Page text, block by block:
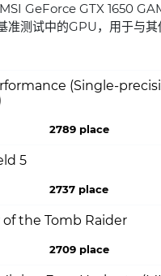
GeForce GTX 1650
准测试中的GPU，用于与
(Single-
2789 place
5
2737 place
of the Tomb Raider
2709 place